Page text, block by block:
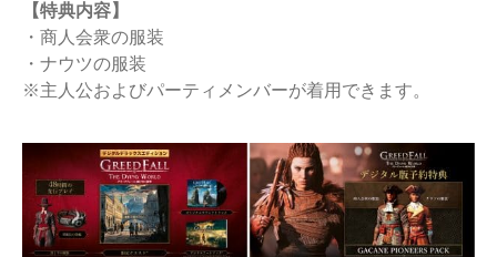
【特典内容】
・商人会衆の服装
・ナウツの服装
※主人公およびパーティメンバーが着用できます。